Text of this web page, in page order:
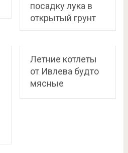
посадку лука в
открытый грунт
Летние котлеты
от Ивлева будто
мясные